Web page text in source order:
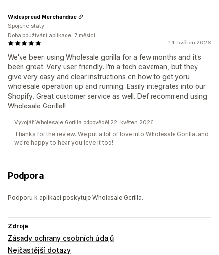
14. květen 2026
We've been using Wholesale gorilla for a few months and it's
been great. Very user friendly. I'm a tech caveman, but they
give very easy and clear instructions on how to get yoru
wholesale operation up and running. Easily integrates into our
Shopify. Great customer service as well. Def recommend using
Wholesale Gorilla!!
Widespread Merchandise
Spojené státy
Doba používání aplikace: 7 měsíci
Vývojář Wholesale Gorilla odpověděl 22. květen 2026
Thanks for the review. We put a lot of love into Wholesale Gorilla, and
we're happy to hear you love it too!
Podpora
Podporu k aplikaci poskytuje Wholesale Gorilla.
Zdroje
Zásady ochrany osobních údajů
Nejčastější dotazy